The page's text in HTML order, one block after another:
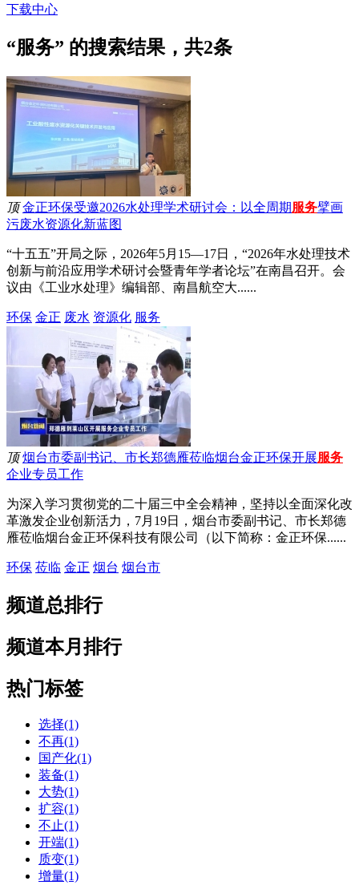
下载中心
“服务” 的搜索结果，共2条
顶 金正环保受邀2026水处理学术研讨会：以全周期服务擘画
污废水资源化新蓝图
“十五五”开局之际，2026年5月15—17日，“2026年水处理技术
创新与前沿应用学术研讨会暨青年学者论坛”在南昌召开。会
议由《工业水处理》编辑部、南昌航空大......
环保 金正 废水 资源化 服务
顶 烟台市委副书记、市长郑德雁莅临烟台金正环保开展服务
企业专员工作
为深入学习贯彻党的二十届三中全会精神，坚持以全面深化改
革激发企业创新活力，7月19日，烟台市委副书记、市长郑德
雁莅临烟台金正环保科技有限公司（以下简称：金正环保......
环保 莅临 金正 烟台 烟台市
频道总排行
频道本月排行
热门标签
选择(1)
不再(1)
国产化(1)
装备(1)
大势(1)
扩容(1)
不止(1)
开端(1)
质变(1)
增量(1)